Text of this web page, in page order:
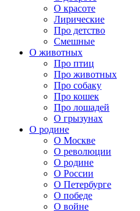
О красоте
Лирические
Про детство
Смешные
О животных
Про птиц
Про животных
Про собаку
Про кошек
Про лошадей
О грызунах
О родине
О Москве
О революции
О родине
О России
О Петербурге
О победе
О войне